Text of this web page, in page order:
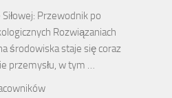
Przewodnik po
Rozwiązaniach
środowiska staje się coraz
przemysłu, w tym …